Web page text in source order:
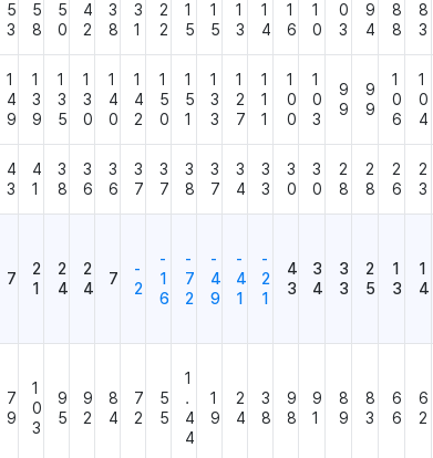
5
3
5
8
5
0
4
2
3
8
3
1
2
2
1
5
1
5
1
3
1
4
1
6
1
0
0
3
9
4
8
8
8
3
1
4
9
1
3
9
1
3
5
1
3
0
1
4
0
1
4
2
1
5
0
1
5
1
1
3
3
1
2
7
1
1
1
1
0
0
1
0
3
9
9
9
9
1
0
6
1
0
4
4
3
4
1
3
8
3
6
3
6
3
7
3
7
3
8
3
7
3
4
3
3
3
0
3
0
2
8
2
8
2
6
2
3
7
2
1
2
4
2
4
7
-
2
-
1
6
-
7
2
-
4
9
-
4
1
-
2
1
4
3
3
4
3
3
2
5
1
3
1
4
7
9
1
0
3
9
5
9
2
8
4
7
2
5
5
1
.
4
4
1
9
2
4
3
8
9
8
9
1
8
9
8
3
6
6
6
2